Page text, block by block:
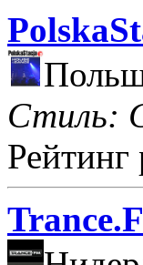
Стиль:
Рейтинг